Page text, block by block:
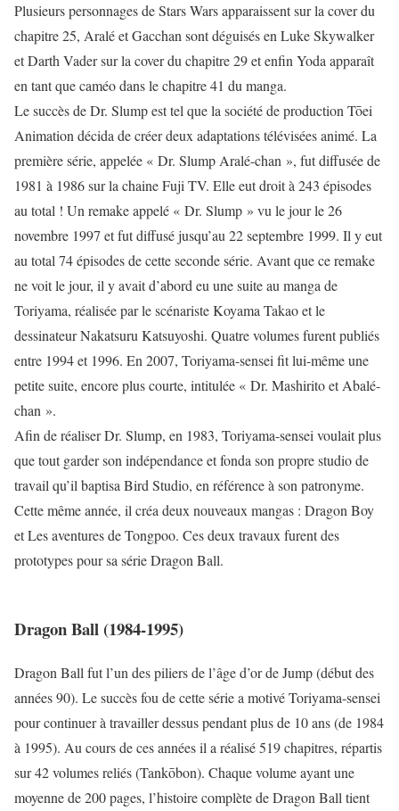
Plusieurs personnages de Stars Wars apparaissent sur la cover du
chapitre 25, Aralé et Gacchan sont déguisés en Luke Skywalker
et Darth Vader sur la cover du chapitre 29 et enfin Yoda apparaît
en tant que caméo dans le chapitre 41 du manga.
Le succès de Dr. Slump est tel que la société de production Tōei
Animation décida de créer deux adaptations télévisées animé. La
première série, appelée « Dr. Slump Aralé-chan », fut diffusée de
1981 à 1986 sur la chaine Fuji TV. Elle eut droit à 243 épisodes
au total ! Un remake appelé « Dr. Slump » vu le jour le 26
novembre 1997 et fut diffusé jusqu’au 22 septembre 1999. Il y eut
au total 74 épisodes de cette seconde série. Avant que ce remake
ne voit le jour, il y avait d’abord eu une suite au manga de
Toriyama, réalisée par le scénariste Koyama Takao et le
dessinateur Nakatsuru Katsuyoshi. Quatre volumes furent publiés
entre 1994 et 1996. En 2007, Toriyama-sensei fit lui-même une
petite suite, encore plus courte, intitulée « Dr. Mashirito et Abalé-
chan ».
Afin de réaliser Dr. Slump, en 1983, Toriyama-sensei voulait plus
que tout garder son indépendance et fonda son propre studio de
travail qu’il baptisa Bird Studio, en référence à son patronyme.
Cette même année, il créa deux nouveaux mangas : Dragon Boy
et Les aventures de Tongpoo. Ces deux travaux furent des
prototypes pour sa série Dragon Ball.
Dragon Ball (1984-1995)
Dragon Ball fut l’un des piliers de l’âge d’or de Jump (début des
années 90). Le succès fou de cette série a motivé Toriyama-sensei
pour continuer à travailler dessus pendant plus de 10 ans (de 1984
à 1995). Au cours de ces années il a réalisé 519 chapitres, répartis
sur 42 volumes reliés (Tankōbon). Chaque volume ayant une
moyenne de 200 pages, l’histoire complète de Dragon Ball tient